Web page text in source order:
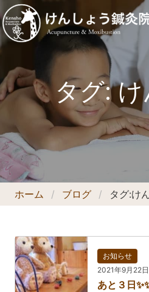
タグ:け
ホーム ブログ タグ:け
お知らせ
2021年9月22日
あと３日